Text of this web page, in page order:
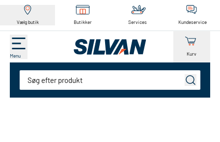
Vælg butik Butikker Services Kundeservice
Menu Kurv
Søg